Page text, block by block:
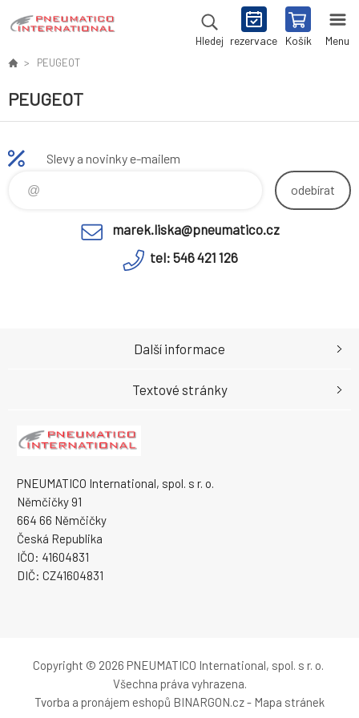
Hledej rezervace Košík Menu
PEUGEOT
PEUGEOT
Slevy a novinky e-mailem
odebírat
marek.liska@pneumatico.cz
tel: 546 421 126
PNEUMATICO International, spol. s r. o.
Němčičky 91
664 66 Němčičky
Česká Republika
IČO: 41604831
DIČ: CZ41604831
Další informace
Textové stránky
Copyright © 2026 PNEUMATICO International, spol. s r. o.
Všechna práva vyhrazena.
Tvorba a pronájem eshopů BINARGON.cz- Mapa stránek